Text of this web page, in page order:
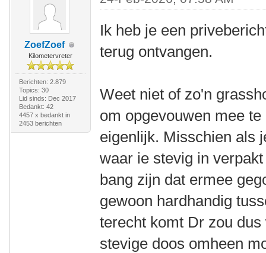
ZoefZoef
Kilometervreter
Berichten: 2.879
Topics: 30
Lid sinds: Dec 2017
Bedankt: 42
4457 x bedankt in
2453 berichten
Ik heb je een
terug ontvangen.
Weet niet of zo'n
om opgevouwen mee
eigenlijk. Misschien als
waar ie stevig in
bang zijn dat ermee
gewoon hardhandig
terecht komt Dr zou
stevige doos omheen